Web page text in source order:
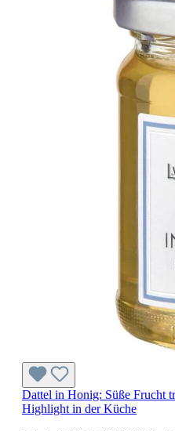
Dattel in Honig: Süße Frucht
Highlight in der Küche